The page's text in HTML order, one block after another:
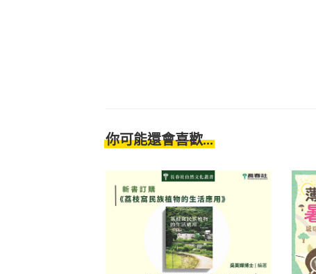
你可能還會喜歡...